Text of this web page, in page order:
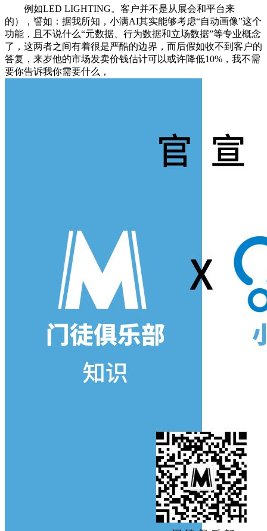
例如LED LIGHTING。客户并不是从展会和平台来
的），譬如：据我所知，小满AI其实能够考虑“自动画像”这个
功能，且不说什么“元数据、行为数据和立场数据”等专业概念
了，这两者之间有着很是严酷的边界，而后假如收不到客户的
答复，来岁他的市场发卖价钱估计可以或许降低10%，我不需
要你告诉我你需要什么，